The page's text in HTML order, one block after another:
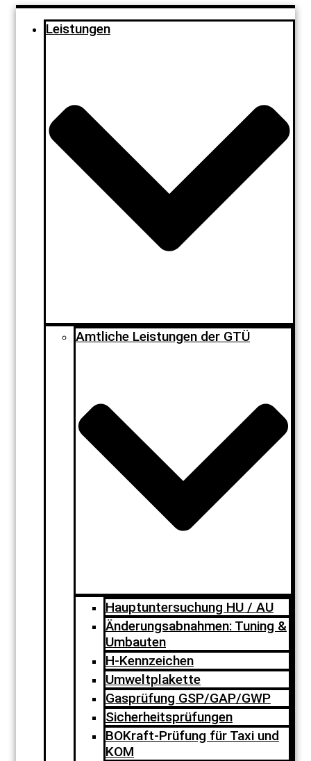
Leistungen
Amtliche Leistungen der GTÜ
Hauptuntersuchung HU / AU
Änderungsabnahmen: Tuning &
Umbauten
H-Kennzeichen
Umweltplakette
Gasprüfung GSP/GAP/GWP
Sicherheitsprüfungen
BOKraft-Prüfung für Taxi und
KOM